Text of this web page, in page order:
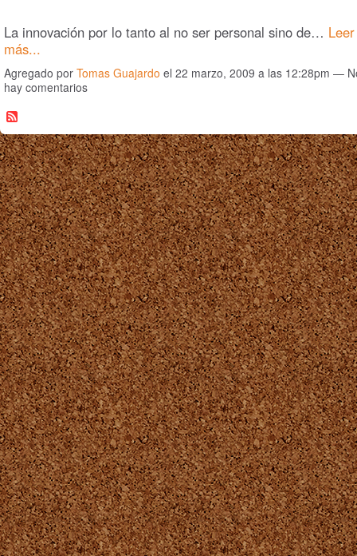
La innovación por lo tanto al no ser personal sino de… Leer
más...
Agregado por Tomas Guajardo el 22 marzo, 2009 a las 12:28pm —
hay comentarios